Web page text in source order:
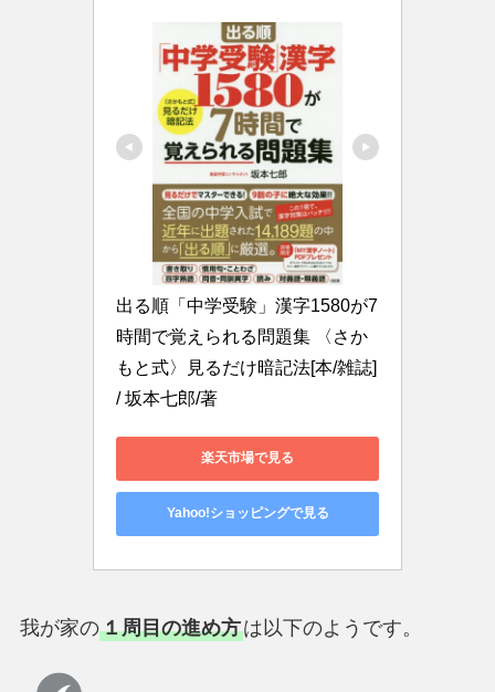
出る順「中学受験」漢字1580が7
時間で覚えられる問題集 〈さか
もと式〉見るだけ暗記法[本/雑誌]
/ 坂本七郎/著
楽天市場で見る
Yahoo!ショッピングで見る
我が家の１周目の進め方は以下のようです。